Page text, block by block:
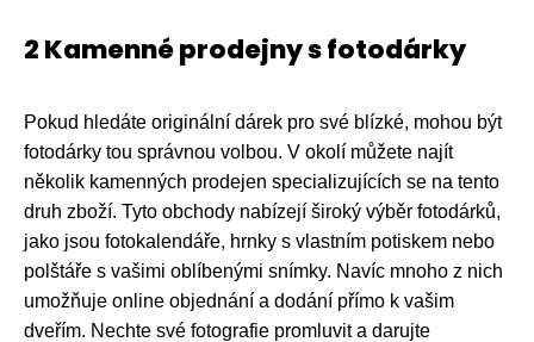
2 Kamenné prodejny s fotodárky
Pokud hledáte originální dárek pro své blízké, mohou být
fotodárky tou správnou volbou. V okolí můžete najít
několik kamenných prodejen specializujících se na tento
druh zboží. Tyto obchody nabízejí široký výběr fotodárků,
jako jsou fotokalendáře, hrnky s vlastním potiskem nebo
polštáře s vašimi oblíbenými snímky. Navíc mnoho z nich
umožňuje online objednání a dodání přímo k vašim
dveřím. Nechte své fotografie promluvit a darujte